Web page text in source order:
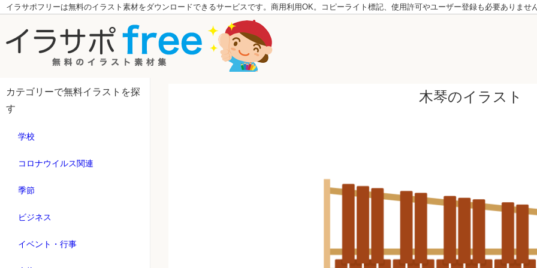
イラサポフリーは無料のイラスト素材をダウンロードできるサービスです。商用利用OK。コピーライト標記、使用許可やユーザー登録も必要ありませ
カテゴリーで無料イラストを探
す
学校
コロナウイルス関連
季節
ビジネス
イベント・行事
木琴のイラスト